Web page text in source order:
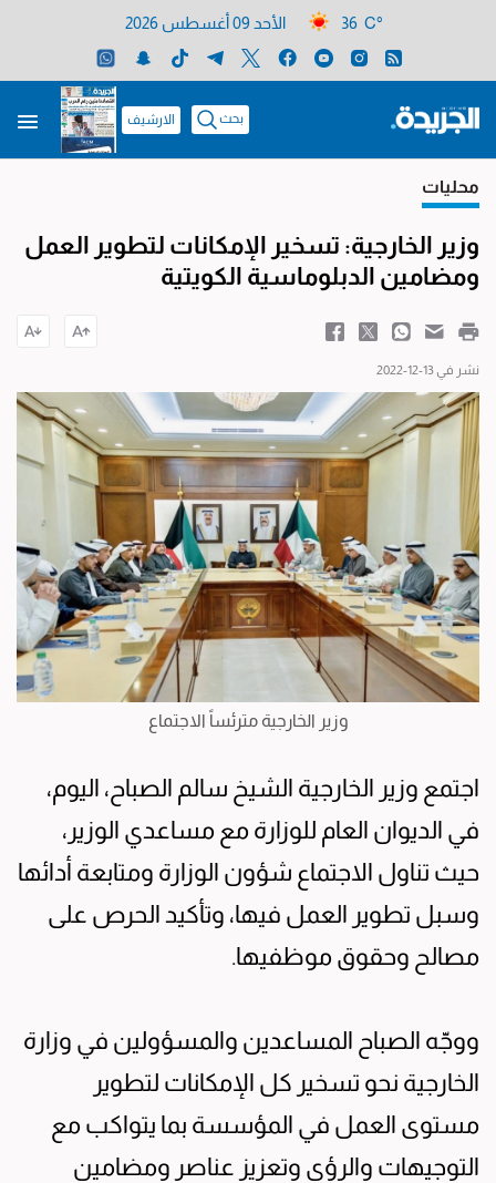
36 C° الأحد 09 أغسطس 2026
بحث الارشيف
محليات
وزير الخارجية: تسخير الإمكانات لتطوير العمل
ومضامين الدبلوماسية الكويتية
نشر في 13-12-2022
وزير الخارجية مترئساً الاجتماع
اجتمع وزير الخارجية الشيخ سالم الصباح، اليوم،
في الديوان العام للوزارة مع مساعدي الوزير،
حيث تناول الاجتماع شؤون الوزارة ومتابعة أدائها
وسبل تطوير العمل فيها، وتأكيد الحرص على
مصالح وحقوق موظفيها.
ووجّه الصباح المساعدين والمسؤولين في وزارة
الخارجية نحو تسخير كل الإمكانات لتطوير
مستوى العمل في المؤسسة بما يتواكب مع
التوجيهات والرؤى وتعزيز عناصر ومضامين